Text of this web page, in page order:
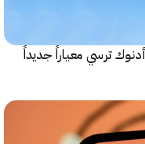
معياراً جديداً